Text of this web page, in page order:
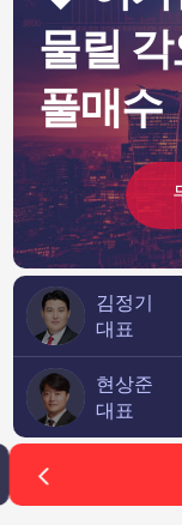
장" [IPO톡
1,001.19
7,723.55
물릴
풀매수
김정기
대표
현상준
대표